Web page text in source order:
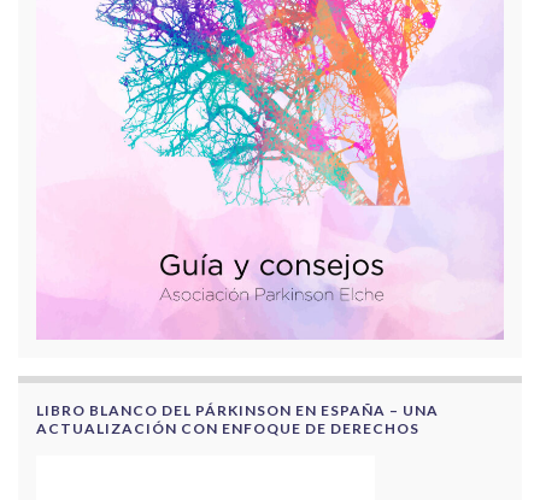
LIBRO BLANCO DEL PÁRKINSON EN ESPAÑA – UNA
ACTUALIZACIÓN CON ENFOQUE DE DERECHOS